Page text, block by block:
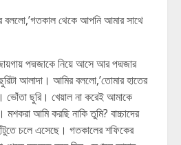
বললো,’গতকাল থেকে আপনি আমার সাথে
পদ্মজাকে নিয়ে আসে আর পদ্মজার
আলাদা। আমির বললো,’তোমার হাতের
ভোঁতা ছুরি। খেয়াল না করেই আমাকে
আমি করছি নাকি তুমি? বাচ্চাদের
চলে এসেছে। গতকালের শফিকের